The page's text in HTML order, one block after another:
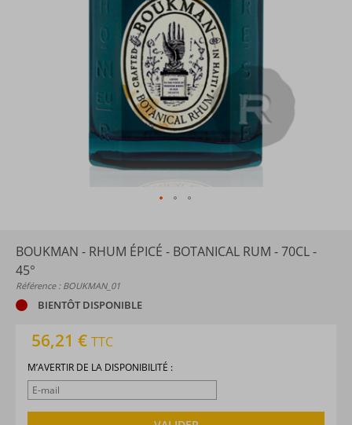
BOUKMAN - RHUM ÉPICÉ - BOTANICAL RUM - 70CL -
45°
Référence : BOUKMAN_01
BIENTÔT DISPONIBLE
56,21 € TTC
M’AVERTIR DE LA DISPONIBILITÉ :